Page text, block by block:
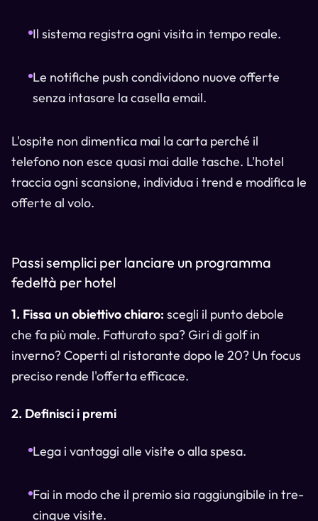
Il sistema registra ogni visita in tempo reale.
Le notifiche push condividono nuove offerte
senza intasare la casella email.
L'ospite non dimentica mai la carta perché il
telefono non esce quasi mai dalle tasche. L'hotel
traccia ogni scansione, individua i trend e modifica le
offerte al volo.
Passi semplici per lanciare un programma
fedeltà per hotel
1. Fissa un obiettivo chiaro: scegli il punto debole
che fa più male. Fatturato spa? Giri di golf in
inverno? Coperti al ristorante dopo le 20? Un focus
preciso rende l'offerta efficace.
2. Definisci i premi
Lega i vantaggi alle visite o alla spesa.
Fai in modo che il premio sia raggiungibile in tre-
cinque visite.